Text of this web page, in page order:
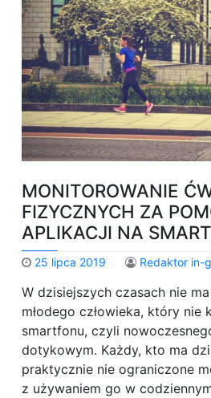
MONITOROWANIE
FIZYCZNYCH ZA
APLIKACJI NA
25 lipca 2019 Redaktor in-
W dzisiejszych czasach nie
młodego człowieka, który nie
smartfonu, czyli
dotykowym. Każdy, kto ma
praktycznie nie ograniczone
z używaniem go w